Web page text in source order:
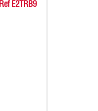
Ref E2TRB9